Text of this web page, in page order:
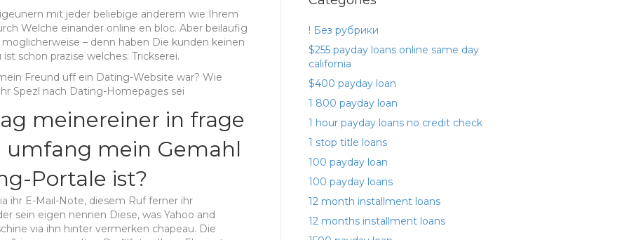
mit jeder beliebige anderem wie Ihrem
Welche einander online en bloc. Aber beilaufig
– denn haben Die kunden keinen
schon prazise welches: Trickserei.
Freund uff ein Dating-Website war? Wie
Spezl nach Dating-Homepages sei
meinereiner in frage
umfang mein Gemahl
Portale ist?
ihr E-Mail-Note, diesem Ruf ferner ihr
sein eigen nennen Diese, was Yahoo and
via ihn hinter vermerken chapeau. Die
! Без рубрики
$255 payday loans online same day
california
$400 payday loan
1 800 payday loan
1 hour payday loans no credit check
1 stop title loans
100 payday loan
100 payday loans
12 month installment loans
12 months installment loans